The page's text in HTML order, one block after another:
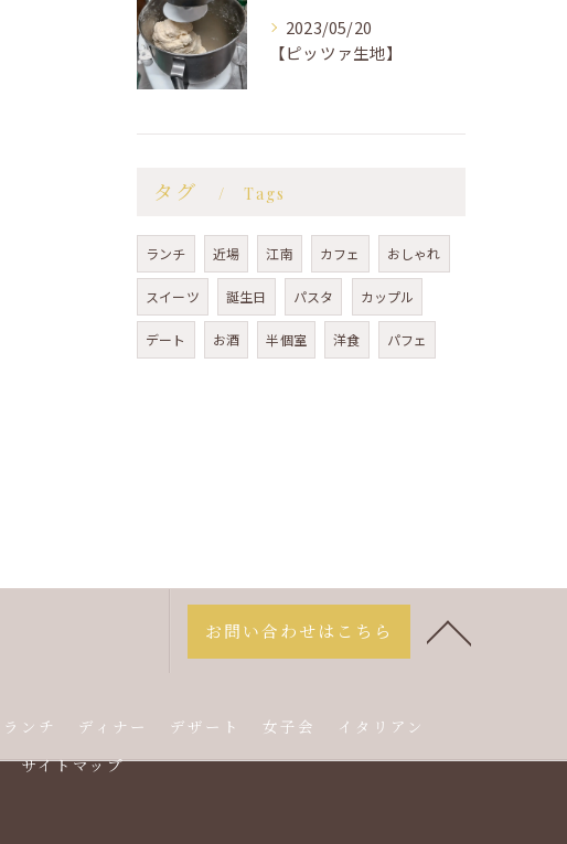
2023/05/20
【ピッツァ生地】
タグ Tags
ランチ 近場 江南 カフェ おしゃれ
スイーツ 誕生日 パスタ カップル
デート お酒 半個室 洋食 パフェ
お問い合わせはこちら
ランチ ディナー デザート 女子会
イタリアン
サイトマップ